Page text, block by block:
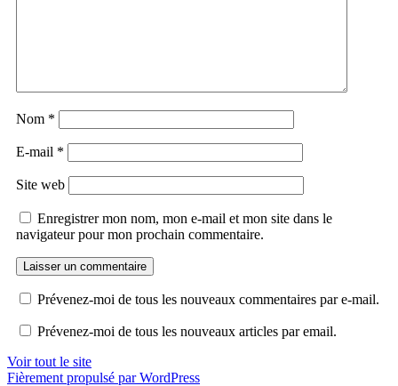
Nom *
E-mail *
Site web
Enregistrer mon nom, mon e-mail et mon site dans le
navigateur pour mon prochain commentaire.
Prévenez-moi de tous les nouveaux commentaires par e-mail.
Prévenez-moi de tous les nouveaux articles par email.
Voir tout le site
Fièrement propulsé par WordPress